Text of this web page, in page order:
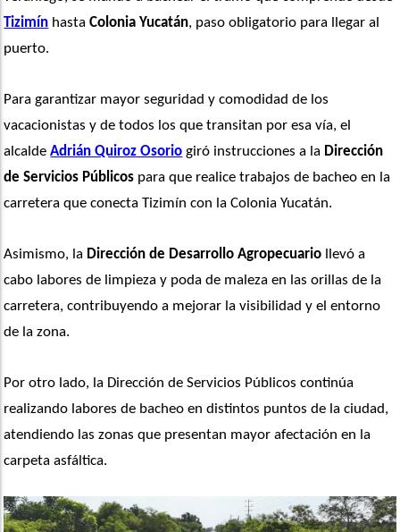
Tizimín hasta Colonia Yucatán, paso obligatorio para llegar al
puerto.
Para garantizar mayor seguridad y comodidad de los
vacacionistas y de todos los que transitan por esa vía, el
alcalde Adrián Quiroz Osorio giró instrucciones a la Dirección
de Servicios Públicos para que realice trabajos de bacheo en la
carretera que conecta Tizimín con la Colonia Yucatán.
Asimismo, la Dirección de Desarrollo Agropecuario llevó a
cabo labores de limpieza y poda de maleza en las orillas de la
carretera, contribuyendo a mejorar la visibilidad y el entorno
de la zona.
Por otro lado, la Dirección de Servicios Públicos continúa
realizando labores de bacheo en distintos puntos de la ciudad,
atendiendo las zonas que presentan mayor afectación en la
carpeta asfáltica.